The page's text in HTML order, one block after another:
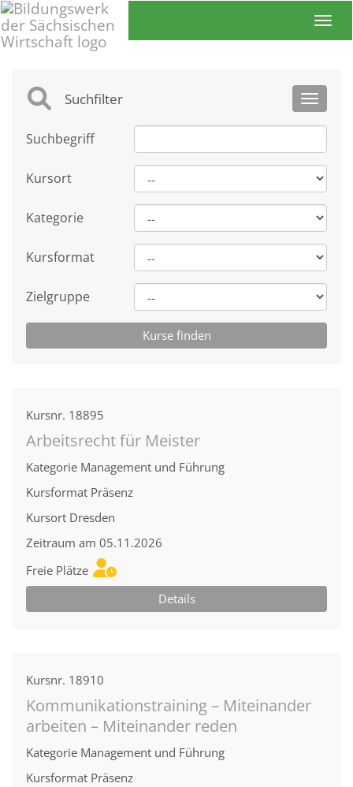
Toggle
Suchfilter
Suchbegriff
Kursort
Kategorie
Kursformat
Zielgruppe
Kursnr. 18895
Arbeitsrecht für Meister
Kategorie Management und Führung
Kursformat Präsenz
Kursort Dresden
Zeitraum am 05.11.2026
Freie Plätze
Details
Kursnr. 18910
Kommunikationstraining – Miteinander
arbeiten – Miteinander reden
Kategorie Management und Führung
Kursformat Präsenz